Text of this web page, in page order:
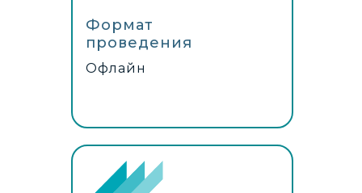
Офлайн
Формат
проведения